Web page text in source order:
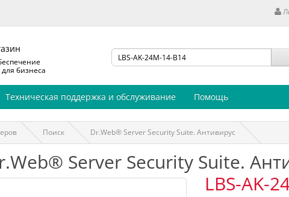
бизнеса
Техническая поддержка и обслуживание Помощь
Поиск Dr.Web® Server Security Suite. Антивирус
Server Security Suite.
LBS-AK-